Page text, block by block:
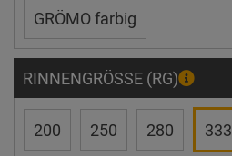
GRÖMO farbig
RINNENGRÖSSE (RG)
200 250 280 333